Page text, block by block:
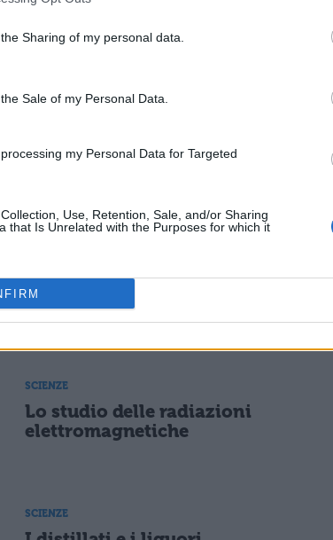
Sharing of my personal data.
Sale of my Personal Data.
my Personal Data for Targeted
Use, Retention, Sale, and/or Sharing
that Is Unrelated with the Purposes for which it
Rabdomante: cosa
Il Grammofono: cos'è e come
funziona
SCIENZE
Lo studio delle radiazioni
elettromagnetiche
SCIENZE